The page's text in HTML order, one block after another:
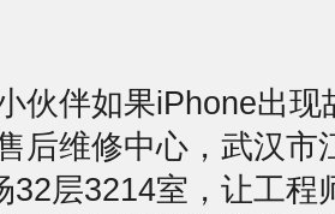
伴如果iPhone出现
后维修中心，武汉市
32层3214室，让工程